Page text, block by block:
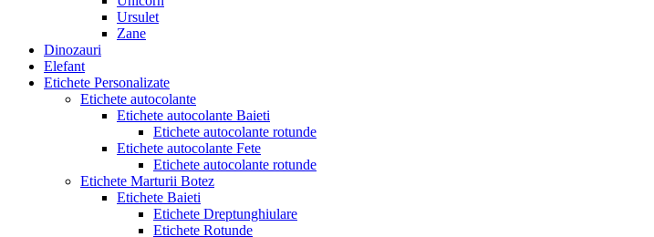
Ursulet
Zane
Dinozauri
Elefant
Etichete Personalizate
Etichete autocolante
Etichete autocolante Baieti
Etichete autocolante rotunde
Etichete autocolante Fete
Etichete autocolante rotunde
Etichete Marturii Botez
Etichete Baieti
Etichete Dreptunghiulare
Etichete Rotunde